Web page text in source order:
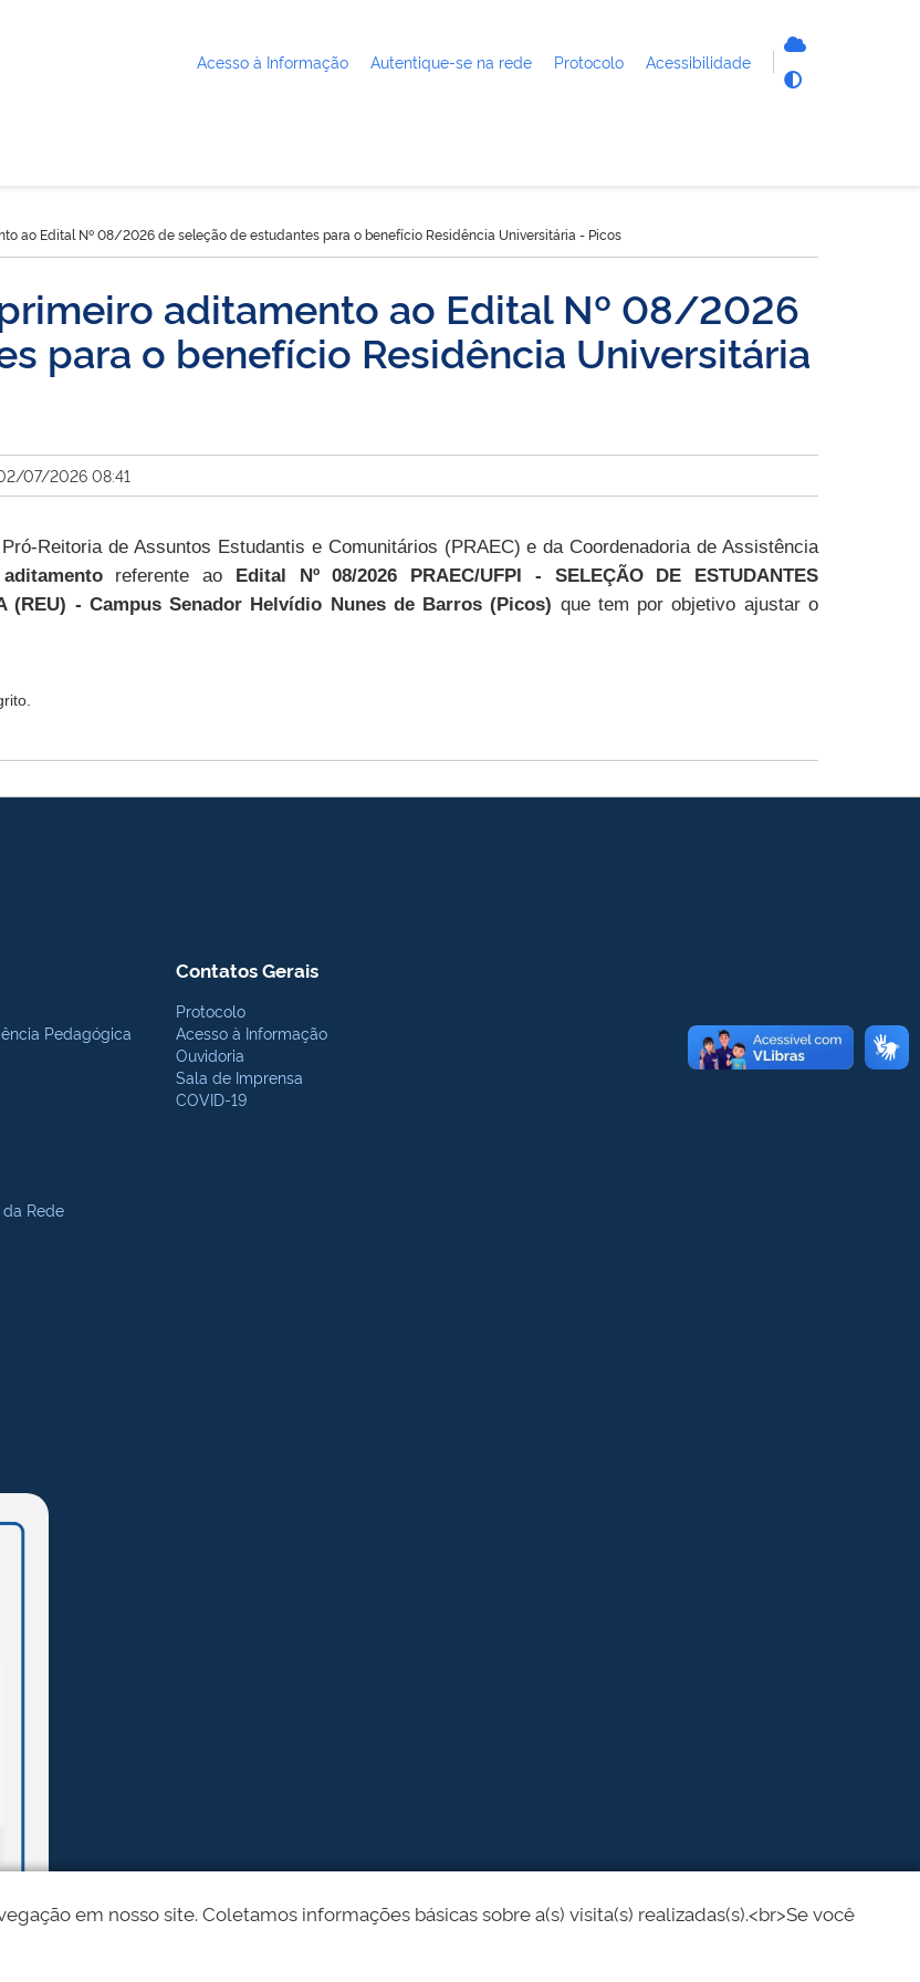
Acesso à Informação Autentique-se na rede Protocolo Acessibilidade
ao Edital Nº 08/2026 de seleção de estudantes para o benefício Residência Universitária - Picos
aditamento ao Edital Nº 08/2026
para o benefício Residência Universitária
07/2026 08:41
Reitoria de Assuntos Estudantis e Comunitários (PRAEC) e da Coordenadoria de Assistência
referente ao Edital Nº 08/2026 PRAEC/UFPI - SELEÇÃO DE ESTUDANTES
(REU) - Campus Senador Helvídio Nunes de Barros (Picos) que tem por objetivo ajustar o
Pedagógica
Rede
Contatos Gerais
Protocolo
Acesso à Informação
Ouvidoria
Sala de Imprensa
COVID-19
em nosso site. Coletamos informações básicas sobre a(s) visita(s) realizadas(s).<br>Se você